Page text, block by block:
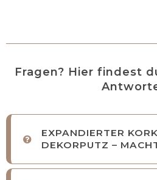
Fragen? Hier findest
EXPANDIERTER
DEKORPUTZ –